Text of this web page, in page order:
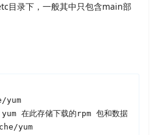
目录下，一般其中只包含main部
yum
在此存储下载的rpm 包和数据
yum